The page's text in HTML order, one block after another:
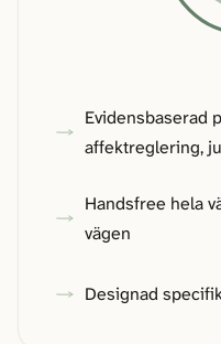
Evidensbaserad
affektreglering,
Handsfree hela
vägen
Designad